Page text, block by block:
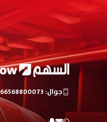
جوال: 966568800073+